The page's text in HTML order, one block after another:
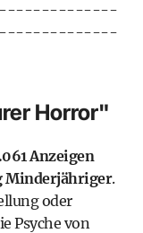
Horror"
Anzeigen
Minderjähriger.
oder
Psyche von